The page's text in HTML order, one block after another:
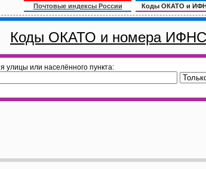
Почтовые индексы России Коды ОКАТО и
Коды ОКАТО и номера ИФНС
улицы или населённого пункта: